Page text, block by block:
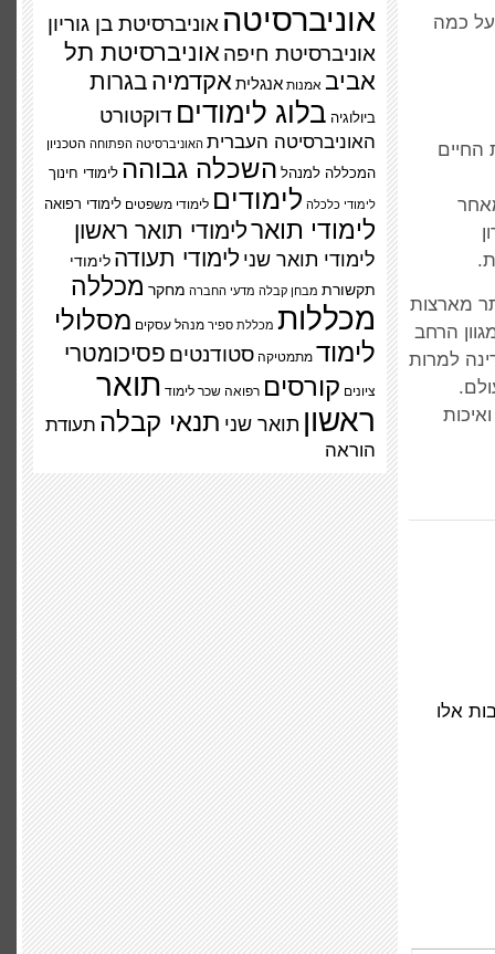
על כמה
החיים
מארצות
הרחב
למרות
אלו
אוניברסיטה אוניברסיטת בן גוריון
אוניברסיטת חיפהאוניברסיטת תל
אביב אמנות אנגליתאקדמיה בגרות
ביולוגיה בלוג לימודים דוקטורט
האוניברסיטה העברית האוניברסיטה הפתוחה הטכניון
המכללה למנהל השכלה גבוהה לימודי חינוך
לימודי כלכלה לימודים לימודי משפטים לימודי רפואה
לימודי תוארלימודי תואר ראשון
לימודי תואר שנילימודי תעודה לימודי
תקשורת מבחן קבלה מדעי החברה מחקר מכללה
מכללות מכללת ספיר מנהל עסקים מסלולי
לימוד מתמטיקה סטודנטים פסיכומטרי
ציונים קורסים רפואה שכר לימוד תואר
ראשון תואר שני תנאי קבלה תעודת
הוראה